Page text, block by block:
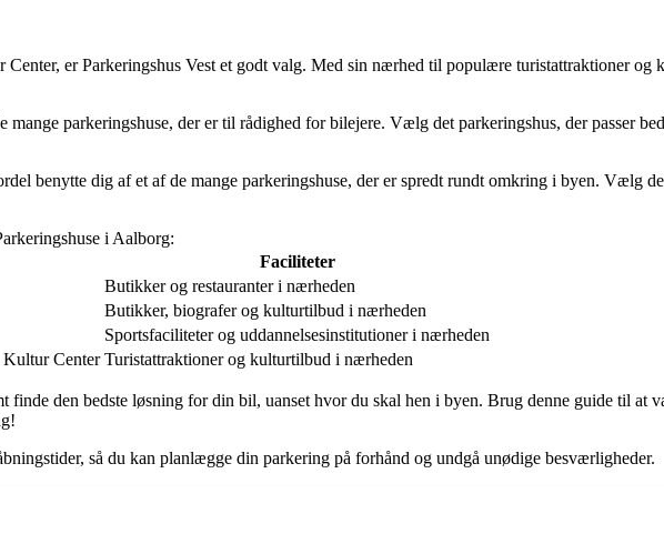
er Parkeringshus Vest et godt valg. Med sin nærhed til populære turistattraktioner
parkeringshuse, der er til rådighed for bilejere. Vælg det parkeringshus, der passer
benytte dig af et af de mange parkeringshuse, der er spredt rundt omkring i byen. Vælg
i Aalborg:
Faciliteter
Butikker og restauranter i nærheden
Butikker, biografer og kulturtilbud i nærheden
Sportsfaciliteter og uddannelsesinstitutioner i nærheden
Center Turistattraktioner og kulturtilbud i nærheden
den bedste løsning for din bil, uanset hvor du skal hen i byen. Brug denne guide til at
så du kan planlægge din parkering på forhånd og undgå unødige besværligheder.